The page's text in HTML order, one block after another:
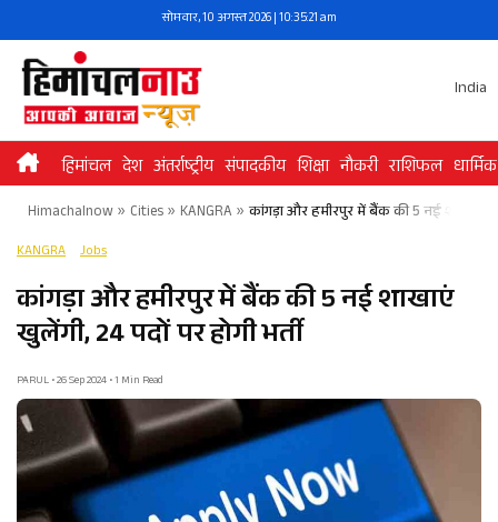
to
content
सोमवार, 10 अगस्त 2026 | 10:35:21 am
India
हिमांचल देश अंतर्राष्ट्रीय संपादकीय शिक्षा नौकरी राशिफल धार्मिक
Himachalnow» Cities» KANGRA » कांगड़ा और हमीरपुर में बैंक की 5 नई शाखाएं
KANGRA Jobs
कांगड़ा और हमीरपुर में बैंक की 5 नई शाखाएं
खुलेंगी, 24 पदों पर होगी भर्ती
PARUL • 26 Sep 2024 • 1 Min Read